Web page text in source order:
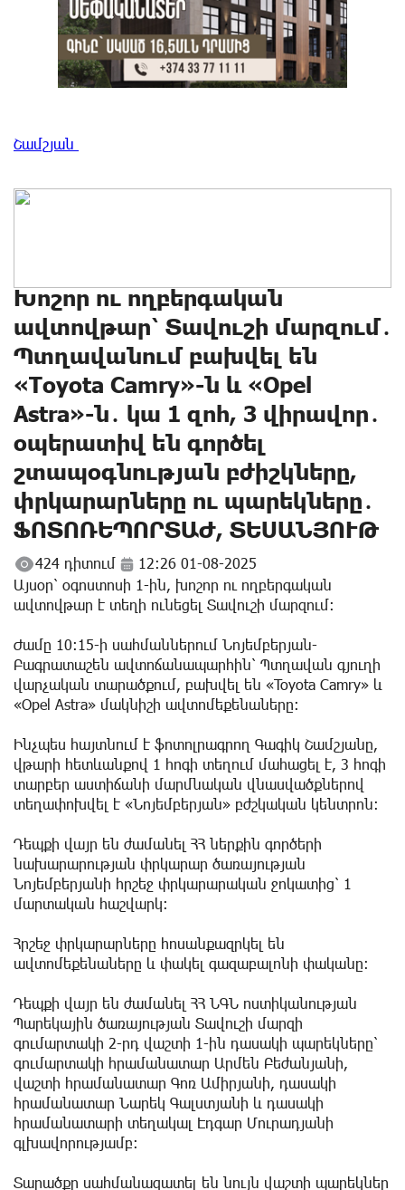
Շամշյան
Խոշոր ու ողբերգական
ավտովթար՝ Տավուշի մարզում․
Պտղավանում բախվել են
«Toyota Camry»-ն և «Opel
Astra»-ն․ կա 1 զոհ, 3 վիրավոր․
օպերատիվ են գործել
շտապօգնության բժիշկները,
փրկարարները ու պարեկները․
ՖՈՏՈՌԵՊՈՐՏԱԺ, ՏԵՍԱՆՅՈՒԹ
424 դիտում
12:26 01-08-2025
Այսօր՝ օգոստոսի 1-ին, խոշոր ու ողբերգական
ավտովթար է տեղի ունեցել Տավուշի մարզում։
Ժամը 10։15-ի սահմաններում Նոյեմբերյան-
Բագրատաշեն ավտոճանապարհին՝ Պտղավան գյուղի
վարչական տարածքում, բախվել են «Toyota Camry» և
«Opel Astra» մակնիշի ավտոմեքենաները։
Ինչպես հայտնում է ֆոտոլրագրող Գագիկ Շամշյանը,
վթարի հետևանքով 1 հոգի տեղում մահացել է, 3 հոգի
տարբեր աստիճանի մարմնական վնասվածքներով
տեղափոխվել է «Նոյեմբերյան» բժշկական կենտրոն։
Դեպքի վայր են ժամանել ՀՀ ներքին գործերի
նախարարության փրկարար ծառայության
Նոյեմբերյանի հրշեջ փրկարարական ջոկատից՝ 1
մարտական հաշվարկ։
Հրշեջ փրկարարները հոսանքազրկել են
ավտոմեքենաները և փակել գազաբալոնի փականը։
Դեպքի վայր են ժամանել ՀՀ ՆԳՆ ոստիկանության
Պարեկային ծառայության Տավուշի մարզի
գումարտակի 2-րդ վաշտի 1-ին դասակի պարեկները՝
գումարտակի հրամանատար Արմեն Բեժանյանի,
վաշտի հրամանատար Գոռ Ամիրյանի, դասակի
հրամանատար Նարեկ Գալստյանի և դասակի
հրամանատարի տեղակալ Էդգար Մուրադյանի
գլխավորությամբ։
Տարածքը սահմանազատել են նույն վաշտի պարեկներ